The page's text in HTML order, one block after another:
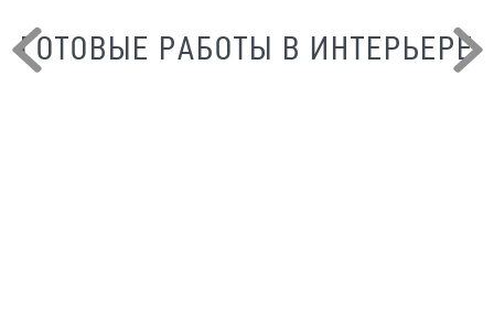
ГОТОВЫЕ РАБОТЫ В ИНТЕРЬЕРЕ